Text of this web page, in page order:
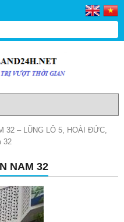
32 – LŨNG LÔ 5, HOÀI ĐỨC,
32
NAM 32